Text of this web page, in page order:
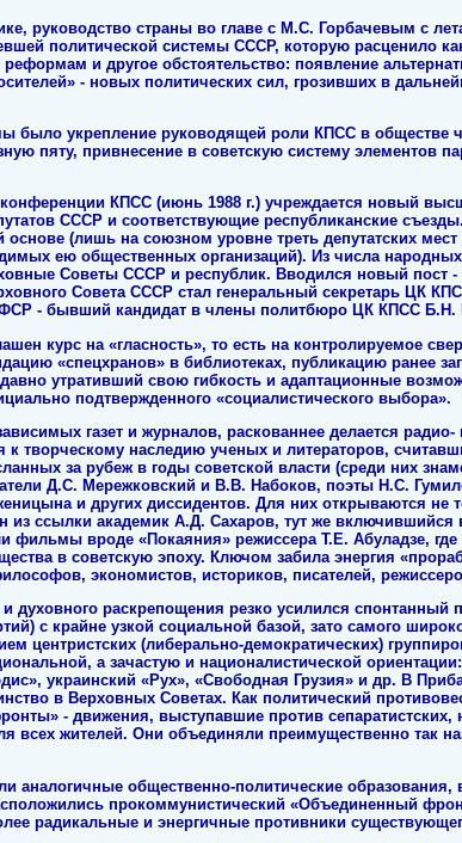
руководство страны во главе с М.С. Горбачевым с
политической системы СССР, которую расценило
и другое обстоятельство: появление
- новых политических сил, грозивших в
было укрепление руководящей роли КПСС в обществе
пяту, привнесение в советскую систему элементов
КПСС (июнь 1988 г.) учреждается новый
СССР и соответствующие республиканские
основе (лишь на союзном уровне треть депутатских
ею общественных организаций). Из числа народных
Советы СССР и республик. Вводился новый пост -
Совета СССР стал генеральный секретарь ЦК
- бывший кандидат в члены политбюро ЦК КПСС Б.Н.
курс на «гласность», то есть на контролируемое
«спецхранов» в библиотеках, публикацию ранее
утративший свою гибкость и адаптационные
подтвержденного «социалистического выбора».
газет и журналов, раскованнее делается радио-
творческому наследию ученых и литераторов,
за рубеж в годы советской власти (среди них
Д.С. Мережковский и В.В. Набоков, поэты Н.С.
и других диссидентов. Для них открываются не
из ссылки академик А.Д. Сахаров, тут же включившийся
фильмы вроде «Покаяния» режиссера Т.Е. Абуладзе,
в советскую эпоху. Ключом забила энергия
экономистов, историков, писателей,
духовного раскрепощения резко усилился спонтанный
с крайне узкой социальной базой, зато самого
центристских (либерально-демократических)
а зачастую и националистической
украинский «Рух», «Свободная Грузия» и др. В
в Верховных Советах. Как политический
- движения, выступавшие против сепаратистских,
всех жителей. Они объединяли преимущественно так
аналогичные общественно-политические
прокоммунистический «Объединенный
радикальные и энергичные противники